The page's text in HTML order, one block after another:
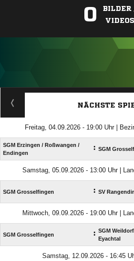
0
BILDER
VIDEOS
ANZEIGE
NÄCHSTE
Freitag, 04.09.2026 - 19:00 Uhr |
SGM Erzingen /​ Roßwangen /​
Endingen
: SGM
Samstag, 05.09.2026 - 13:00 Uhr |
SGM Grosselfingen : SV
Mittwoch, 09.09.2026 - 19:00 Uhr |
SGM Grosselfingen : SGM
Eyachtal
Samstag, 12.09.2026 - 16:45